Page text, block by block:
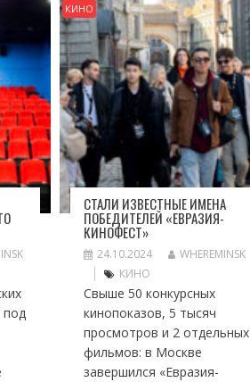
под
КИНО
СТАЛИ ИЗВЕСТНЫЕ ИМЕНА
ПОБЕДИТЕЛЕЙ «ЕВРАЗИЯ-
КИНОФЕСТ»
24.10.2024
WHEREMINSK
КИНО
Свыше 50 конкурсных
кинопоказов, 5 тысяч
просмотров и 2 отдельных
фильмов: в Москве
завершился «Евразия-